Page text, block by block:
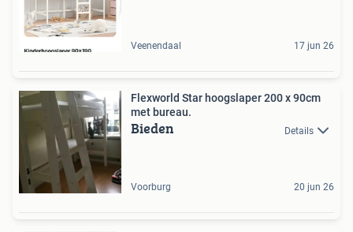
Veenendaal 17 jun 26
Flexworld Star hoogslaper 200 x 90cm
met bureau.
Bieden Details
Voorburg 20 jun 26